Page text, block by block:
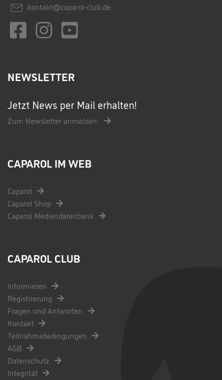
kontakt@caparol-club.de
NEWSLETTER
Jetzt News per Mail erhalten!
Zum Newsletter anmelden.
CAPAROL IM WEB
Caparol
Caparol Shop
Caparol Mediendatenbank
CAPAROL CLUB
Informieren
Registrierung
Fragen und Antworten
Kontakt
Teilnahmebedingungen
AGB
Datenschutz
Integrität